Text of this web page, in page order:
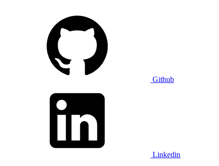
Github
Linkedin